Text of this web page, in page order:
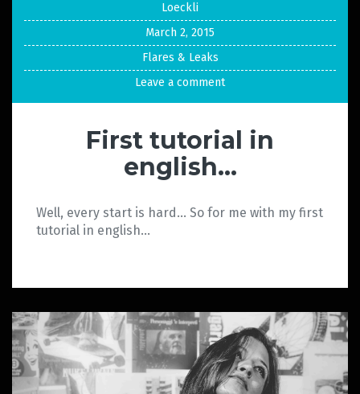
Loeckli
March 2, 2015
Flares & Leaks
Leave a comment
First tutorial in
english…
Well, every start is hard… So for me with my first
tutorial in english…